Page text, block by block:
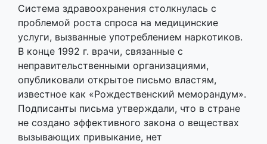
Система здравоохранения столкнулась с
проблемой роста спроса на медицинские
услуги, вызванные употреблением наркотиков.
В конце 1992 г. врачи, связанные с
неправительственными организациями,
опубликовали открытое письмо властям,
известное как «Рождественский меморандум».
Подписанты письма утверждали, что в стране
не создано эффективного закона о веществах
вызывающих привыкание, нет